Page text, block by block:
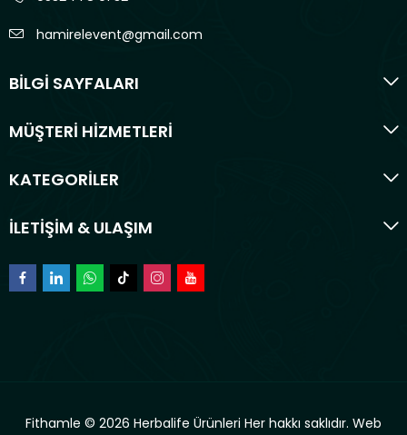
hamirelevent@gmail.com
BİLGİ SAYFALARI
MÜŞTERİ HİZMETLERİ
KATEGORİLER
İLETİŞİM & ULAŞIM
Fithamle © 2026 Herbalife Ürünleri Her hakkı saklıdır. Web